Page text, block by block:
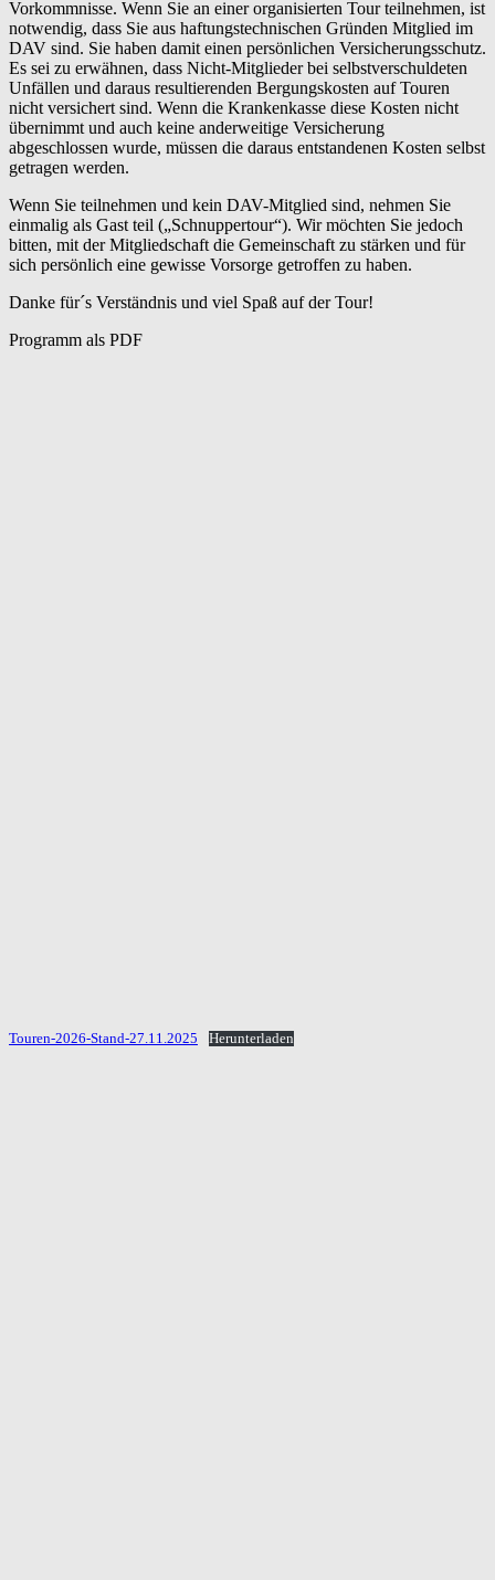
Vorkommnisse. Wenn Sie an einer organisierten Tour teilnehmen, ist
notwendig, dass Sie aus haftungstechnischen Gründen Mitglied im
DAV sind. Sie haben damit einen persönlichen Versicherungsschutz.
Es sei zu erwähnen, dass Nicht-Mitglieder bei selbstverschuldeten
Unfällen und daraus resultierenden Bergungskosten auf Touren
nicht versichert sind. Wenn die Krankenkasse diese Kosten nicht
übernimmt und auch keine anderweitige Versicherung
abgeschlossen wurde, müssen die daraus entstandenen Kosten selbst
getragen werden.
Wenn Sie teilnehmen und kein DAV-Mitglied sind, nehmen Sie
einmalig als Gast teil („Schnuppertour“). Wir möchten Sie jedoch
bitten, mit der Mitgliedschaft die Gemeinschaft zu stärken und für
sich persönlich eine gewisse Vorsorge getroffen zu haben.
Danke für´s Verständnis und viel Spaß auf der Tour!
Programm als PDF
Touren-2026-Stand-27.11.2025 Herunterladen